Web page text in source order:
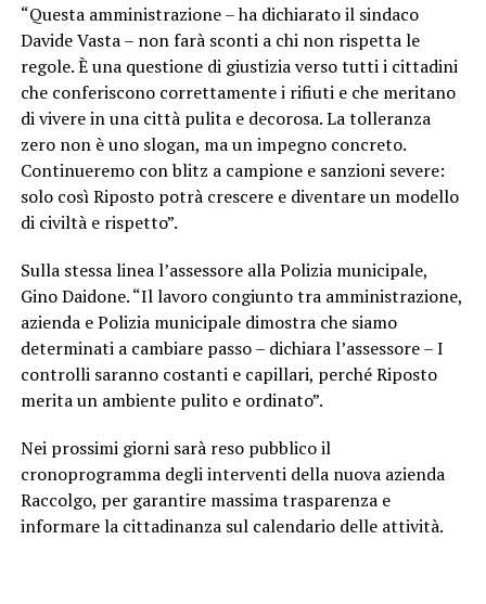
“Questa amministrazione – ha dichiarato il sindaco
Davide Vasta – non farà sconti a chi non rispetta le
regole. È una questione di giustizia verso tutti i cittadini
che conferiscono correttamente i rifiuti e che meritano
di vivere in una città pulita e decorosa. La tolleranza
zero non è uno slogan, ma un impegno concreto.
Continueremo con blitz a campione e sanzioni severe:
solo così Riposto potrà crescere e diventare un modello
di civiltà e rispetto”.
Sulla stessa linea l’assessore alla Polizia municipale,
Gino Daidone. “Il lavoro congiunto tra amministrazione,
azienda e Polizia municipale dimostra che siamo
determinati a cambiare passo – dichiara l’assessore – I
controlli saranno costanti e capillari, perché Riposto
merita un ambiente pulito e ordinato”.
Nei prossimi giorni sarà reso pubblico il
cronoprogramma degli interventi della nuova azienda
Raccolgo, per garantire massima trasparenza e
informare la cittadinanza sul calendario delle attività.